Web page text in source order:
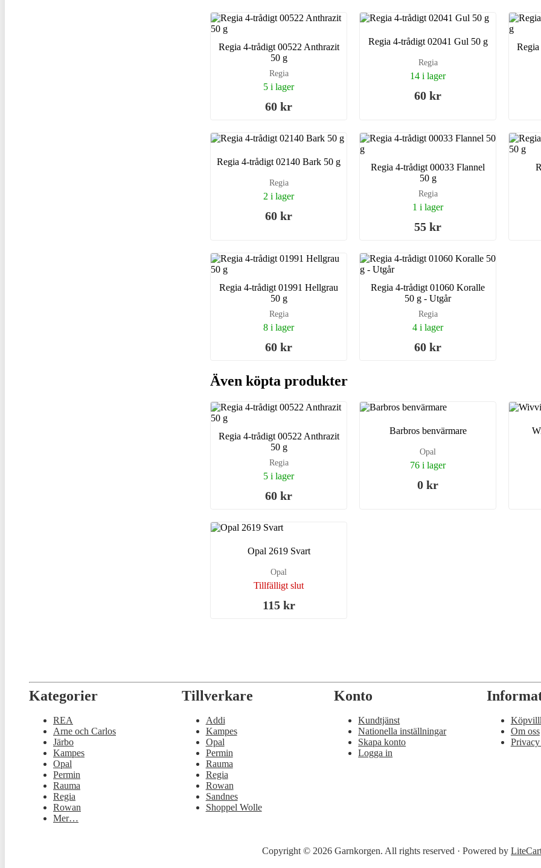
Regia 4-trådigt 00522 Anthrazit
50 g
Regia
5 i lager
60 kr
Regia 4-trådigt 02041 Gul 50 g
Regia
14 i lager
60 kr
Regia 4-trådigt 02140 Bark 50 g
Regia
2 i lager
60 kr
Regia 4-trådigt 00033 Flannel
50 g
Regia
1 i lager
55 kr
Regia 4-trådigt 01991 Hellgrau
50 g
Regia
8 i lager
60 kr
Regia 4-trådigt 01060 Koralle
50 g - Utgår
Regia
4 i lager
60 kr
Även köpta produkter
Regia 4-trådigt 00522 Anthrazit
50 g
Regia
5 i lager
60 kr
Barbros benvärmare
Opal
76 i lager
0 kr
Opal 2619 Svart
Opal
Tillfälligt slut
115 kr
Kategorier
REA
Arne och Carlos
Järbo
Kampes
Opal
Permin
Rauma
Regia
Rowan
Mer…
Tillverkare
Addi
Kampes
Opal
Permin
Rauma
Regia
Rowan
Sandnes
Shoppel Wolle
Konto
Kundtjänst
Nationella inställningar
Skapa konto
Logga in
Om oss
Copyright © 2026 Garnkorgen. All rights reserved · Powered by